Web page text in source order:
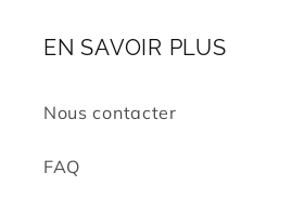
EN SAVOIR PLUS
Nous contacter
FAQ